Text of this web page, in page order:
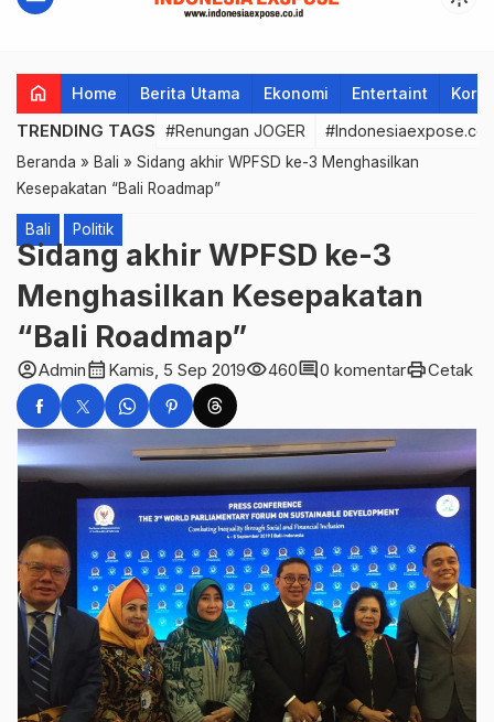
home Home Berita Utama Ekonomi Entertaint
TRENDING TAGS #Renungan JOGER
Beranda » Bali » Sidang akhir WPFSD ke-3 Menghasilkan
Kesepakatan “Bali Roadmap”
Bali Politik
Sidang akhir WPFSD ke-3
Menghasilkan Kesepakatan
“Bali Roadmap”
account_circleAdmincalendar_month Kamis, 5 Sep 2019visibility460comment0 komentarprintCetak